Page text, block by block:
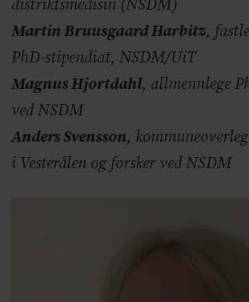
distriktsmedisin (NSDM)
Martin Bruusgaard Harbitz,
PhD-stipendiat, NSDM/UiT
Magnus Hjortdahl, allmennlege
ved NSDM
Anders Svensson,
i Vesterålen og forsker ved NSDM